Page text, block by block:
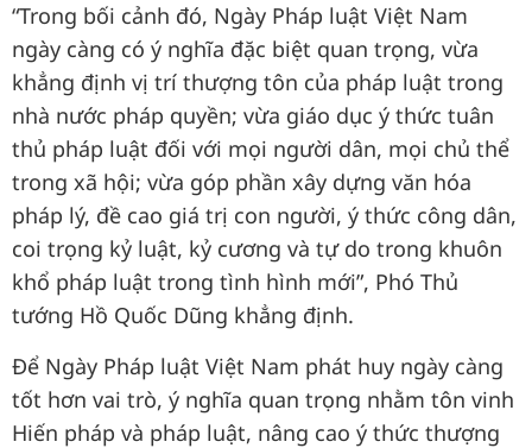
“Trong bối cảnh đó, Ngày Pháp luật Việt Nam
ngày càng có ý nghĩa đặc biệt quan trọng, vừa
khẳng định vị trí thượng tôn của pháp luật trong
nhà nước pháp quyền; vừa giáo dục ý thức tuân
thủ pháp luật đối với mọi người dân, mọi chủ thể
trong xã hội; vừa góp phần xây dựng văn hóa
pháp lý, đề cao giá trị con người, ý thức công dân,
coi trọng kỷ luật, kỷ cương và tự do trong khuôn
khổ pháp luật trong tình hình mới”, Phó Thủ
tướng Hồ Quốc Dũng khẳng định.
Để Ngày Pháp luật Việt Nam phát huy ngày càng
tốt hơn vai trò, ý nghĩa quan trọng nhằm tôn vinh
Hiến pháp và pháp luật, nâng cao ý thức thượng